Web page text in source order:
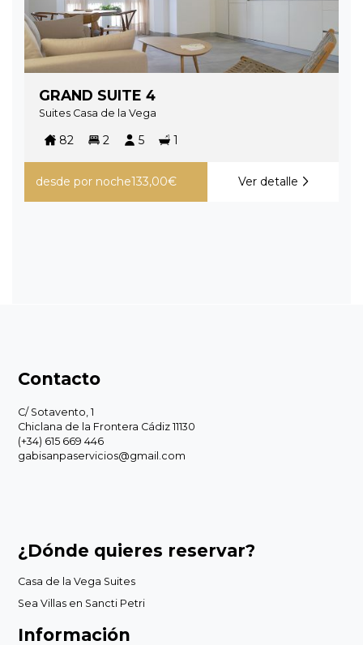
GRAND SUITE 4
Suites Casa de la Vega
82 2 5 1
desde por noche133,00€ Ver detalle
Contacto
C/ Sotavento, 1
Chiclana de la Frontera Cádiz 11130
(+34) 615 669 446
gabisanpaservicios@gmail.com
¿Dónde quieres reservar?
Casa de la Vega Suites
Sea Villas en Sancti Petri
Información